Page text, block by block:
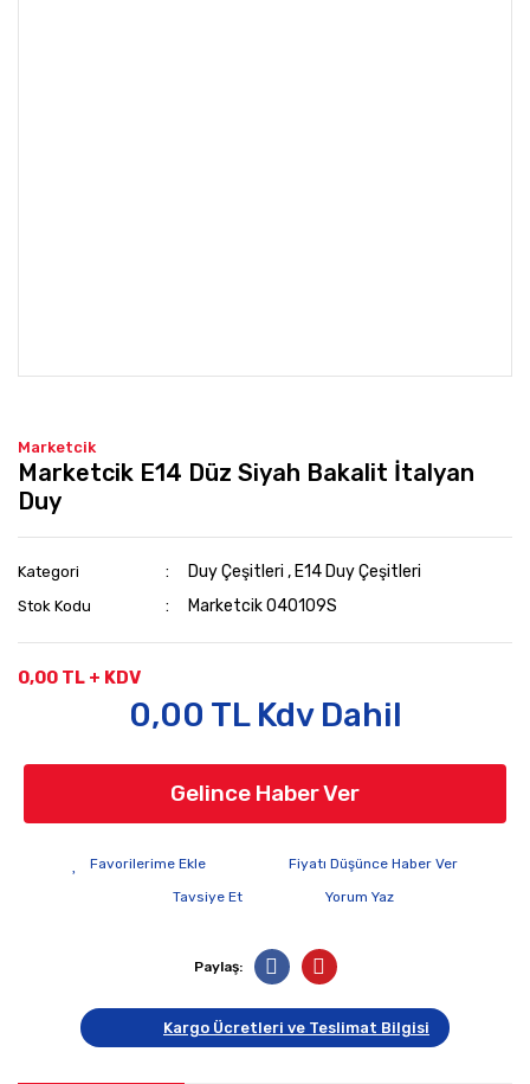
Marketcik
Marketcik E14 Düz Siyah Bakalit İtalyan
Duy
Kategori Duy Çeşitleri , E14 Duy Çeşitleri
Stok Kodu Marketcik 040109S
0,00 TL + KDV
0,00 TL Kdv Dahil
Gelince Haber Ver
Fiyatı Düşünce Haber Ver
Tavsiye Et
Yorum Yaz
Paylaş:
Kargo Ücretleri ve Teslimat Bilgisi